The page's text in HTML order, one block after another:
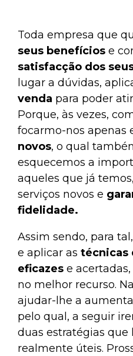
Toda empresa que
seus benefícios e
satisfacção dos
lugar a dúvidas,
venda para poder
Porque, às vezes,
focarmo-nos apenas
novos, o qual
esquecemos a
aqueles que já
serviços novos e
fidelidade.
Assim sendo, para
e aplicar as técnicas
eficazes e
no melhor recurso. Na
ajudar-lhe a
pelo qual, a seguir
duas estratégias
realmente úteis.